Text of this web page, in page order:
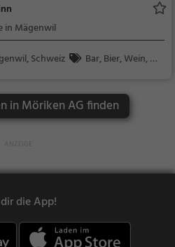
in Mägenwil
Schweiz
Bar, Bier, Wein, Sn
in Möriken AG finden
die App!